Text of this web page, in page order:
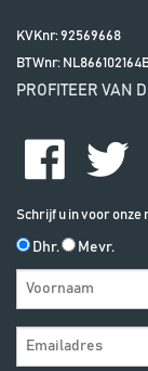
KVKnr: 92569668
BTWnr:
PROFITEER VAN
Schrijf u in voor onze
Dhr. Mevr.